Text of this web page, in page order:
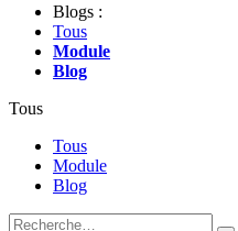
Blogs :
Tous
Module
Blog
Tous
Tous
Module
Blog